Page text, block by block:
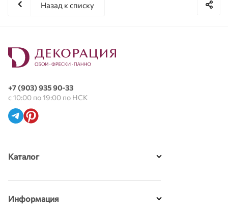
Назад к списку
+7 (903) 935 90-33
с 10:00 по 19:00 по НСК
Каталог
Информация